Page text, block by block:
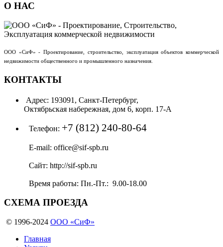
О НАС
ООО «СиФ» - Проектирование, строительство, эксплуатация объектов коммерческой
недвижимости общественного и промышленного назначения.
КОНТАКТЫ
Адрес: 193091, Санкт-Петербург,
Октябрьская набережная, дом 6, корп. 17-А
Телефон: +7 (812) 240-80-64
E-mail: office@sif-spb.ru
Сайт: http://sif-spb.ru
Время работы: Пн.-Пт.: 9.00-18.00
СХЕМА ПРОЕЗДА
© 1996-2024 ООО «СиФ»
Главная